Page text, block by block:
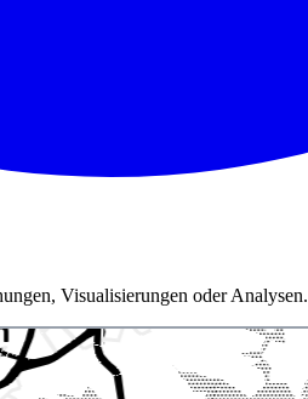
Visualisierungen oder Analysen.